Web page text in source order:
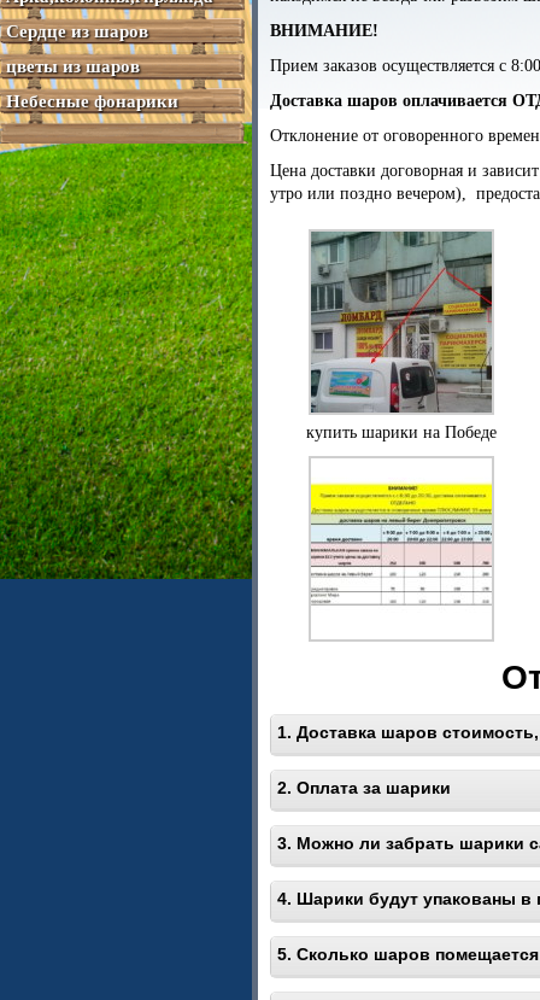
ВНИМАНИЕ!
Прием заказов осуществляется с
Доставка шаров оплачивается
Отклонение от оговоренного
Цена доставки договорная и
утро или поздно вечером),
купить шарики на Победе
1. Доставка шаров
2. Оплата за шарики
3. Можно ли забрать шарики
4. Шарики будут упакованы в
5. Сколько шаров
Сердце из шаров
цветы из шаров
Небесные фонарики